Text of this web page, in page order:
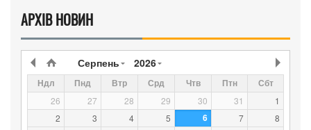
АРХІВ НОВИН
Серпень 2026
Ндл Пнд Втр Срд Чтв Птн Сбт
26 27 28 29 30 31
1
2
3 4 5 6 7
8